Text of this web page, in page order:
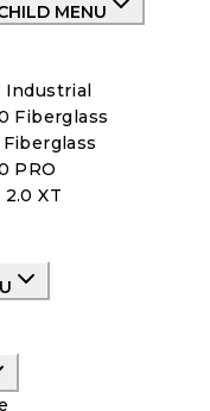
MENU
Fiberglass
PRO
XT